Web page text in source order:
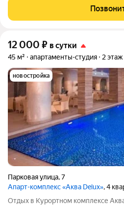
12 000 ₽ в сутки
45 м² апартаменты-студия 2 этаж
новостройка
Парковая улица,7
Апарт-комплекс «Аква Delux», 4
Отдых в Курортном комплексе